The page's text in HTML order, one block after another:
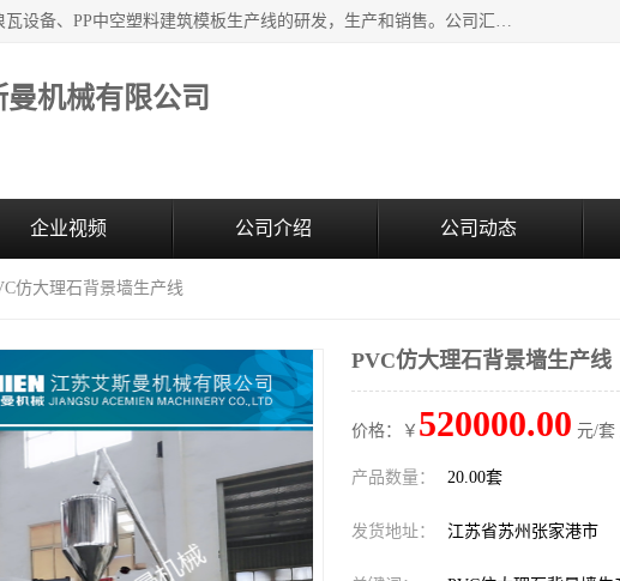
江苏艾斯曼机械有限公司，专注于合成树脂瓦设备和PVC波浪瓦设备、PP中空塑料建筑模板生产线的研发，生产和销售。公司汇集了一批专业技术领域的优秀人才，组成了以中青年科技精英为骨干的高素质科研队伍，在不断的产品研发实践中积累了丰富的产品设计经验和精深的理论知识。
机械有限公司
企业视频 公司介绍 公司动态
仿大理石背景墙生产线
PVC仿大理石背景墙生产线
价格：￥ 520000.00 元/套
产品数量： 20.00套
发货地址： 江苏省苏州张家港市